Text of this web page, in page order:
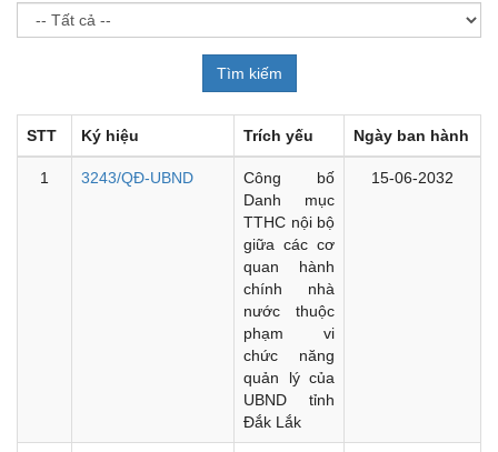
STT Ký hiệu Trích yếu Ngày ban hành
1 3243/QĐ-UBND
Công bố
Danh mục
TTHC nội bộ
giữa các cơ
quan hành
chính nhà
nước thuộc
phạm vi
chức năng
quản lý của
UBND tỉnh
Đắk Lắk
15-06-2032